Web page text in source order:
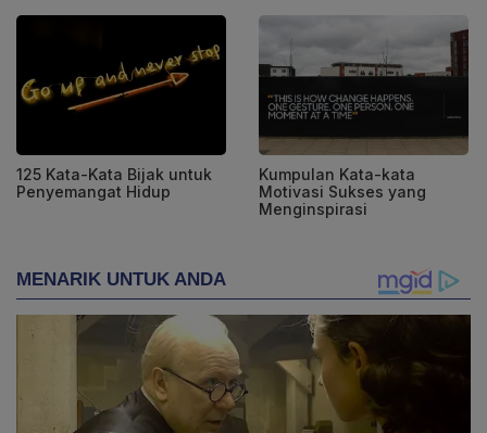
125 Kata-Kata Bijak untuk
Penyemangat Hidup
Kumpulan Kata-kata
Motivasi Sukses yang
Menginspirasi